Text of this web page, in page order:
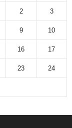
2 3
9 10
16 17
23 24